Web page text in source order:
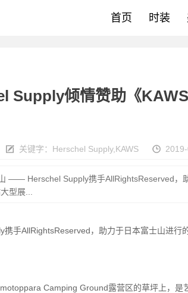
首页 时装
倾情赞助《
关键字： Herschel Supply, KAWS
—— Herschel Supply携手AllRightsReserved，
型展...
手AllRightsReserved，助力于日本富士山进行
Camping Ground露营区的草坪上，是